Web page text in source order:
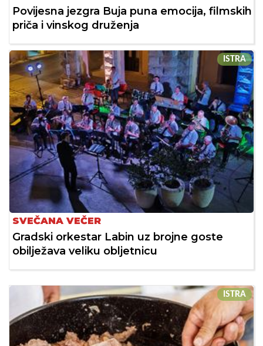
Povijesna jezgra Buja puna emocija, filmskih
priča i vinskog druženja
ISTRA
SVEČANA VEČER
Gradski orkestar Labin uz brojne goste
obilježava veliku obljetnicu
ISTRA